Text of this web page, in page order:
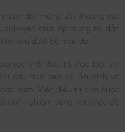
do những tổn thương sau
collagen của lớp trung bì, dẫn
sâu dưới bề mặt da.
sẹo khó điều trị, đặc biệt với
cấu trúc sẹo đã ổn định và
xám. Việc điều trị cần được
kinh nghiệm cùng với phác đồ